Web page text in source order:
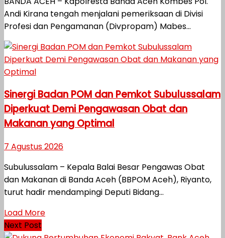
Andi Kirana tengah menjalani pemeriksaan di Divisi
Profesi dan Pengamanan (Divpropam) Mabes...
Sinergi Badan POM dan Pemkot Subulussalam
Diperkuat Demi Pengawasan Obat dan
Makanan yang Optimal
7 Agustus 2026
Subulussalam – Kepala Balai Besar Pengawas Obat
dan Makanan di Banda Aceh (BBPOM Aceh), Riyanto,
turut hadir mendampingi Deputi Bidang...
Load More
Next Post